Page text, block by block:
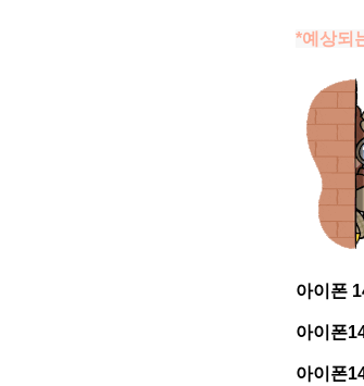
*예상되
아이폰
아이폰
아이폰